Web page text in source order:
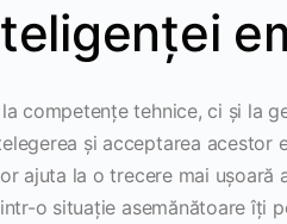
competențe tehnice, ci și la
și acceptarea
ajuta la o trecere mai
o situație asemănătoare îți